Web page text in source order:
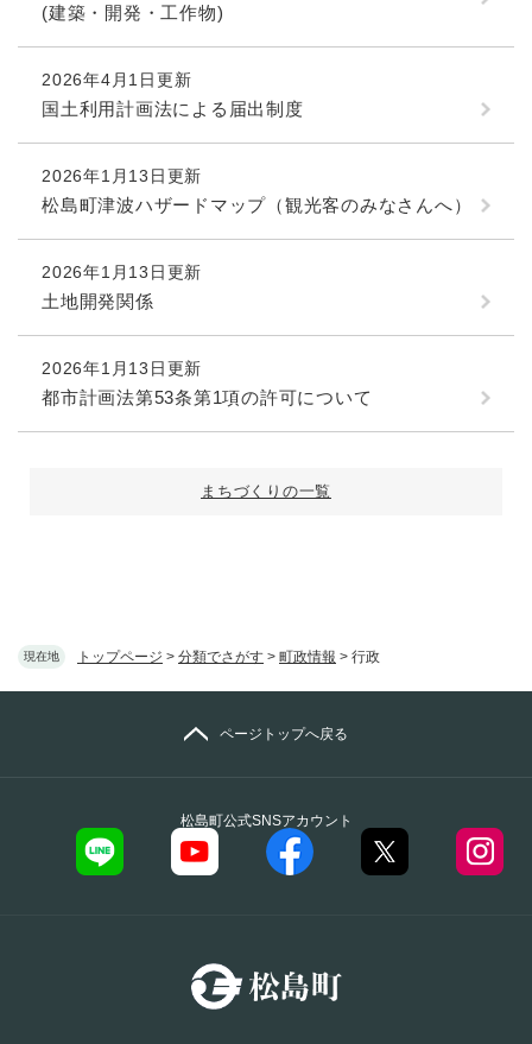
現在地 トップページ > 分類でさがす > 町政情報 > 行政
(建築・開発・工作物)
2026年4月1日更新
国土利用計画法による届出制度
2026年1月13日更新
松島町津波ハザードマップ（観光客のみなさんへ）
2026年1月13日更新
土地開発関係
2026年1月13日更新
都市計画法第53条第1項の許可について
まちづくりの一覧
松島町公式SNSアカウント
ページトップへ戻る